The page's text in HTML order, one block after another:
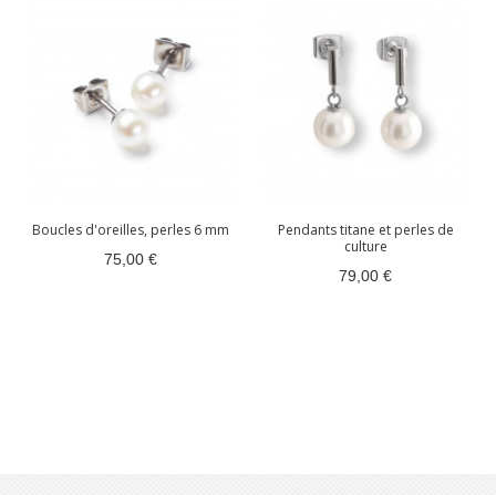
Boucles d'oreilles, perles 6 mm
75,00 €
Pendants titane et perles de
culture
79,00 €